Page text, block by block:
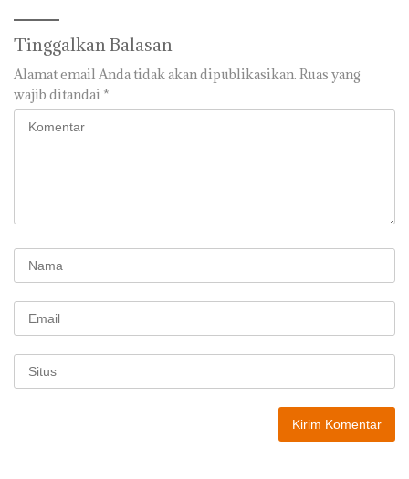
Tinggalkan Balasan
Alamat email Anda tidak akan dipublikasikan. Ruas yang
wajib ditandai *